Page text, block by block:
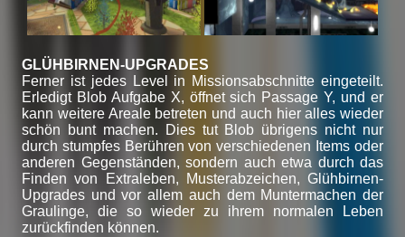
GLÜHBIRNEN-UPGRADES
Ferner ist jedes Level in Missionsabschnitte eingeteilt.
Erledigt Blob Aufgabe X, öffnet sich Passage Y, und er
kann weitere Areale betreten und auch hier alles wieder
schön bunt machen. Dies tut Blob übrigens nicht nur
durch stumpfes Berühren von verschiedenen Items oder
anderen Gegenständen, sondern auch etwa durch das
Finden von Extraleben, Musterabzeichen, Glühbirnen-
Upgrades und vor allem auch dem Muntermachen der
Graulinge, die so wieder zu ihrem normalen Leben
zurückfinden können.